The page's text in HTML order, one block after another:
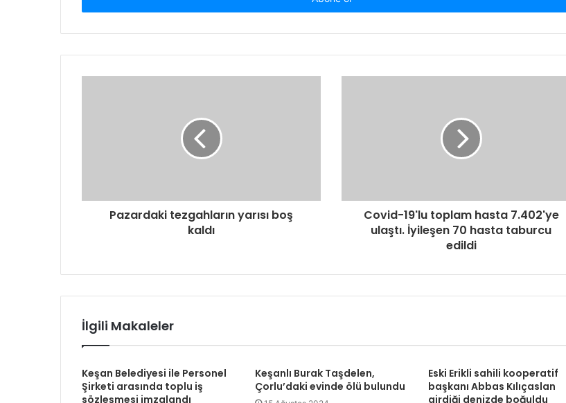
Pazardaki tezgahların yarısı boş
kaldı
Covid-19'lu toplam hasta 7.402'ye
ulaştı. İyileşen 70 hasta taburcu
edildi
İlgili Makaleler
Keşan Belediyesi ile Personel
Şirketi arasında toplu iş
sözleşmesi imzalandı
Keşanlı Burak Taşdelen,
Çorlu’daki evinde ölü bulundu
Eski Erikli sahili kooperatif
başkanı Abbas Kılıçaslan
girdiği denizde boğuldu